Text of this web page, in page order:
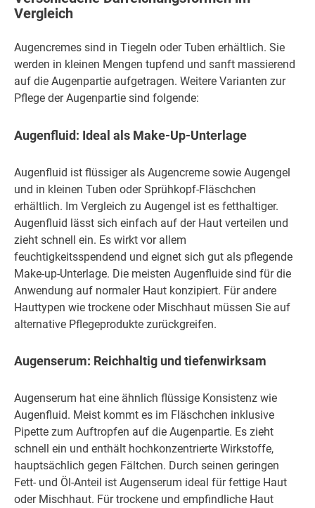
Vergleich
Augencremes sind in Tiegeln oder Tuben erhältlich. Sie
werden in kleinen Mengen tupfend und sanft massierend
auf die Augenpartie aufgetragen. Weitere Varianten zur
Pflege der Augenpartie sind folgende:
Augenfluid: Ideal als Make-Up-Unterlage
Augenfluid ist flüssiger als Augencreme sowie Augengel
und in kleinen Tuben oder Sprühkopf-Fläschchen
erhältlich. Im Vergleich zu Augengel ist es fetthaltiger.
Augenfluid lässt sich einfach auf der Haut verteilen und
zieht schnell ein. Es wirkt vor allem
feuchtigkeitsspendend und eignet sich gut als pflegende
Make-up-Unterlage. Die meisten Augenfluide sind für die
Anwendung auf normaler Haut konzipiert. Für andere
Hauttypen wie trockene oder Mischhaut müssen Sie auf
alternative Pflegeprodukte zurückgreifen.
Augenserum: Reichhaltig und tiefenwirksam
Augenserum hat eine ähnlich flüssige Konsistenz wie
Augenfluid. Meist kommt es im Fläschchen inklusive
Pipette zum Auftropfen auf die Augenpartie. Es zieht
schnell ein und enthält hochkonzentrierte Wirkstoffe,
hauptsächlich gegen Fältchen. Durch seinen geringen
Fett- und Öl-Anteil ist Augenserum ideal für fettige Haut
oder Mischhaut. Für trockene und empfindliche Haut